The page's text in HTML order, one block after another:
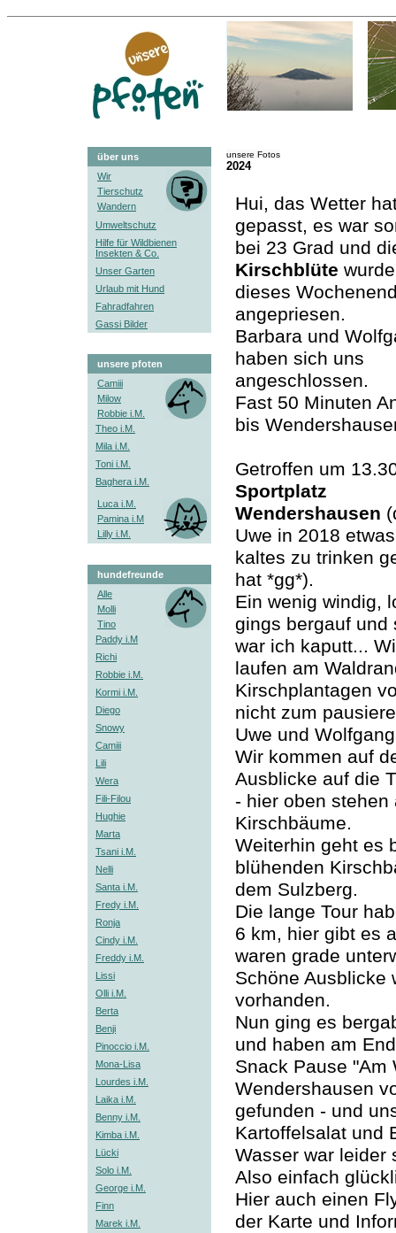
über uns
Wir
Tierschutz
Wandern
Umweltschutz
Hilfe für Wildbienen
Insekten & Co.
Unser Garten
Urlaub mit Hund
Fahradfahren
Gassi Bilder
unsere pfoten
Camiii
Milow
Robbie i.M.
Theo i.M.
Mila i.M.
Toni i.M.
Baghera i.M.
Luca i.M.
Pamina i.M
Lilly i.M.
hundefreunde
Alle
Molli
Tino
Paddy i.M
Richi
Robbie i.M.
Kormi i.M.
Diego
Snowy
Camiii
Lili
Wera
Fili-Filou
Hughie
Marta
Tsani i.M.
Nelli
Santa i.M.
Fredy i.M.
Ronja
Cindy i.M.
Freddy i.M.
Lissi
Olli i.M.
Berta
Benji
Pinoccio i.M.
Mona-Lisa
Lourdes i.M.
Laika i.M.
Benny i.M.
Kimba i.M.
Lücki
Solo i.M.
George i.M.
Finn
Marek i.M.
unsere Fotos
2024
Hui, das Wetter
gepasst, es war
bei 23 Grad und
Kirschblüte
dieses
angepriesen.
Barbara und
haben sich uns
angeschlossen.
Fast 50 Minuten
bis
Getroffen um
Sportplatz
Wendershausen
Uwe in 2018 etwas
kaltes zu trinken
hat *gg*).
Ein wenig windig,
gings bergauf und
war ich kaputt...
laufen am
Kirschplantagen
nicht zum
Uwe und
Wir kommen auf
Ausblicke auf die
- hier oben
Kirschbäume.
Weiterhin geht es
blühenden
dem Sulzberg.
Die lange Tour
6 km, hier gibt es
waren grade
Schöne Ausblicke
vorhanden.
Nun ging es
und haben am
Snack Pause "Am
Wendershausen
gefunden - und
Kartoffelsalat und
Wasser war leider
Also einfach
Hier auch einen
der Karte und